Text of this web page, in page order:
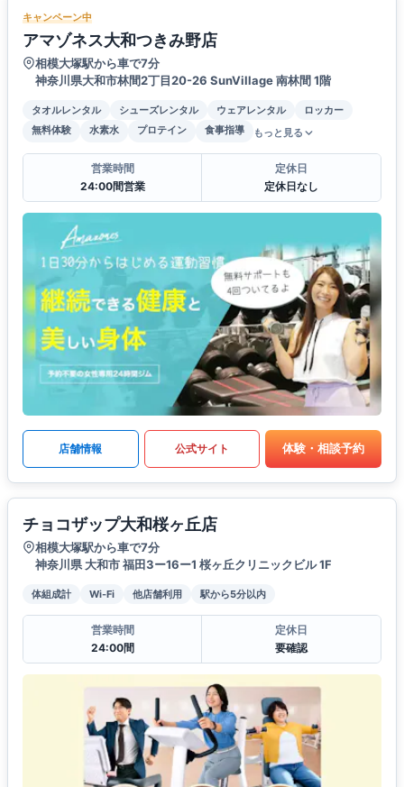
キャンペーン中
アマゾネス大和つきみ野店
相模大塚駅から車で7分
神奈川県大和市林間2丁目20-26 SunVillage 南林間 1階
タオルレンタル シューズレンタル ウェアレンタル
ロッカー
無料体験
水素水 プロテイン 食事指導 もっと見る
営業時間
24:00間営業
定休日
定休日なし
店舗情報 公式サイト 体験・相談予約
チョコザップ大和桜ヶ丘店
相模大塚駅から車で7分
神奈川県 大和市 福田3ー16ー1 桜ヶ丘クリニックビル 1F
体組成計 Wi-Fi 他店舗利用 駅から5分以内
営業時間
24:00間
定休日
要確認